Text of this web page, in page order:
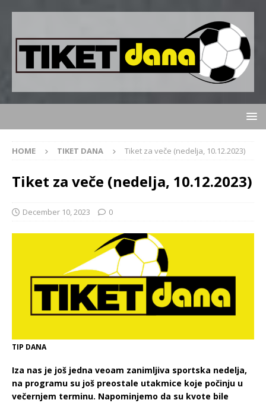
HOME TIKET DANA Tiket za veče (nedelja, 10.12.2023)
Tiket za veče (nedelja, 10.12.2023)
December 10, 2023 0
TIP DANA
Iza nas je još jedna veoam zanimljiva sportska nedelja,
na programu su još preostale utakmice koje počinju u
večernjem terminu. Napominjemo da su kvote bile